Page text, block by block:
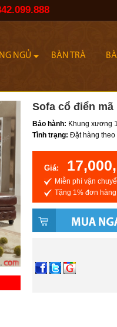
NGỦ BÀN TRÀ
Sofa cổ điển mã
Bảo hành: Khung xương
Tình trạng: Đặt hàng theo
Giá:
Miễn phí vận
Tặng 1% đơn